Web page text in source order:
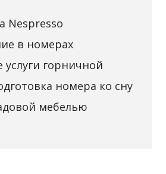
Nespresso
в номерах
горничной
номера ко сну
мебелью